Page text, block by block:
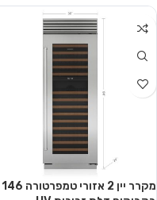
מקרר יין 2 אזורי טמפרטורה 146